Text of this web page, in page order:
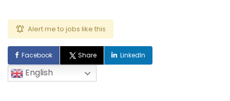
Alert me to jobs like this
Facebook Share LinkedIn
English